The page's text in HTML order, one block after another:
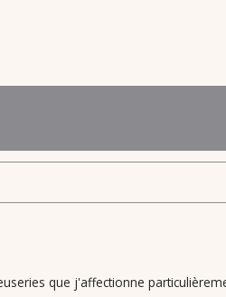
que j'affectionne